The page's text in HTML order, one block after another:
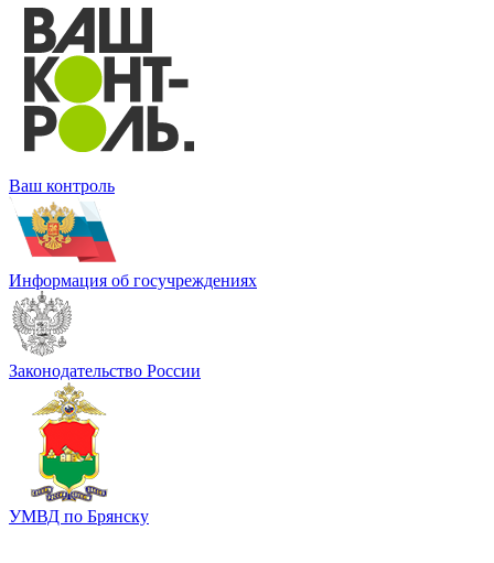
Ваш контроль
Информация об госучреждениях
Законодательство России
УМВД по Брянску